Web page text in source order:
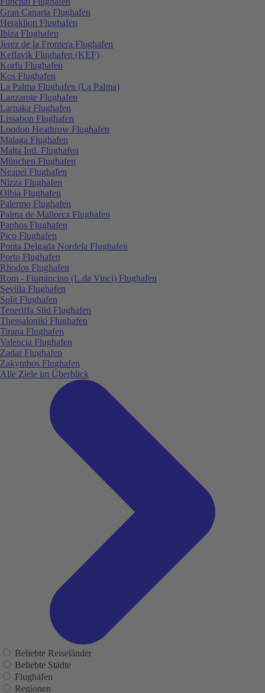
Gran Canaria Flughafen
Heraklion Flughafen
Ibiza Flughafen
Jerez de la Frontera Flughafen
Keflavik Flughafen (KEF)
Korfu Flughafen
Kos Flughafen
La Palma Flughafen (La Palma)
Lanzarote Flughafen
Larnaka Flughafen
Lissabon Flughafen
London Heathrow Flughafen
Malaga Flughafen
Malta Intl. Flughafen
München Flughafen
Neapel Flughafen
Nizza Flughafen
Olbia Flughafen
Palermo Flughafen
Palma de Mallorca Flughafen
Paphos Flughafen
Pico Flughafen
Ponta Delgada Nordela Flughafen
Porto Flughafen
Rhodos Flughafen
Rom - Fiumincino (L.da Vinci) Flughafen
Sevilla Flughafen
Split Flughafen
Teneriffa Süd Flughafen
Thessaloniki Flughafen
Tirana Flughafen
Valencia Flughafen
Zadar Flughafen
Zakynthos Flughafen
Alle Ziele im Überblick
Beliebte Reiseländer
Beliebte Städte
Flughäfen
Regionen